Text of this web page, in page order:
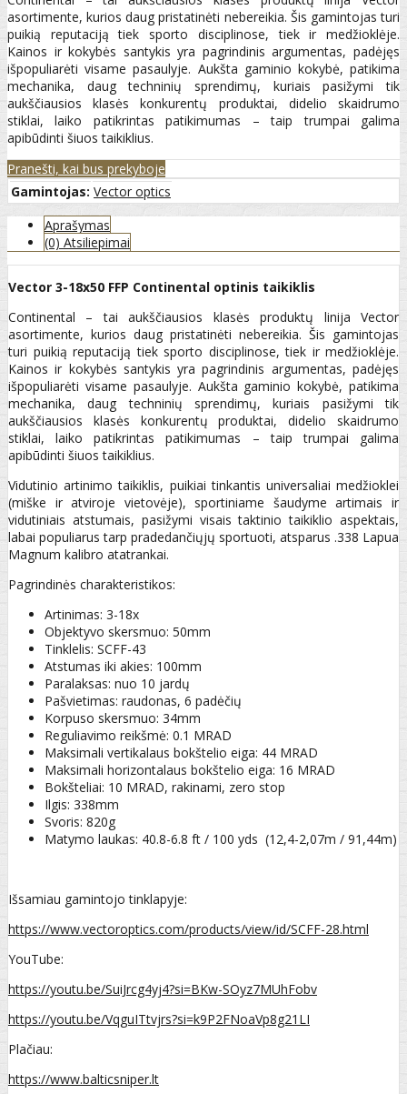
asortimente, kurios daug pristatinėti nebereikia. Šis gamintojas turi
puikią reputaciją tiek sporto disciplinose, tiek ir medžioklėje.
Kainos ir kokybės santykis yra pagrindinis argumentas, padėjęs
išpopuliarėti visame pasaulyje. Aukšta gaminio kokybė, patikima
mechanika, daug techninių sprendimų, kuriais pasižymi tik
aukščiausios klasės konkurentų produktai, didelio skaidrumo
stiklai, laiko patikrintas patikimumas – taip trumpai galima
apibūdinti šiuos taikiklius.
Pranešti, kai bus prekyboje
Gamintojas: Vector optics
Aprašymas
(0) Atsiliepimai
Vector 3-18x50 FFP Continental optinis taikiklis
Continental – tai aukščiausios klasės produktų linija Vector
asortimente, kurios daug pristatinėti nebereikia. Šis gamintojas
turi puikią reputaciją tiek sporto disciplinose, tiek ir medžioklėje.
Kainos ir kokybės santykis yra pagrindinis argumentas, padėjęs
išpopuliarėti visame pasaulyje. Aukšta gaminio kokybė, patikima
mechanika, daug techninių sprendimų, kuriais pasižymi tik
aukščiausios klasės konkurentų produktai, didelio skaidrumo
stiklai, laiko patikrintas patikimumas – taip trumpai galima
apibūdinti šiuos taikiklius.
Vidutinio artinimo taikiklis, puikiai tinkantis universaliai medžioklei
(miške ir atviroje vietovėje), sportiniame šaudyme artimais ir
vidutiniais atstumais, pasižymi visais taktinio taikiklio aspektais,
labai populiarus tarp pradedančiųjų sportuoti, atsparus .338 Lapua
Magnum kalibro atatrankai.
Pagrindinės charakteristikos:
Artinimas: 3-18x
Objektyvo skersmuo: 50mm
Tinklelis: SCFF-43
Atstumas iki akies: 100mm
Paralaksas: nuo 10 jardų
Pašvietimas: raudonas, 6 padėčių
Korpuso skersmuo: 34mm
Reguliavimo reikšmė: 0.1 MRAD
Maksimali vertikalaus bokštelio eiga: 44 MRAD
Maksimali horizontalaus bokštelio eiga: 16 MRAD
Bokšteliai: 10 MRAD, rakinami, zero stop
Ilgis: 338mm
Svoris: 820g
Matymo laukas: 40.8-6.8 ft / 100 yds (12,4-2,07m / 91,44m)
Išsamiau gamintojo tinklapyje:
https://www.vectoroptics.com/products/view/id/SCFF-28.html
YouTube:
https://youtu.be/SuiJrcg4yj4?si=BKw-SOyz7MUhFobv
https://youtu.be/VqguITtvjrs?si=k9P2FNoaVp8g21LI
Plačiau:
https://www.balticsniper.lt